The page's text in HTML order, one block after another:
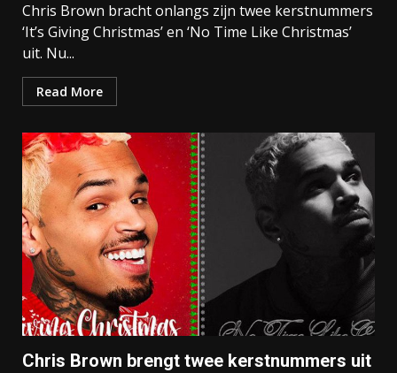
Chris Brown bracht onlangs zijn twee kerstnummers
‘It’s Giving Christmas’ en ‘No Time Like Christmas’
uit. Nu...
Read More
Chris Brown brengt twee kerstnummers uit